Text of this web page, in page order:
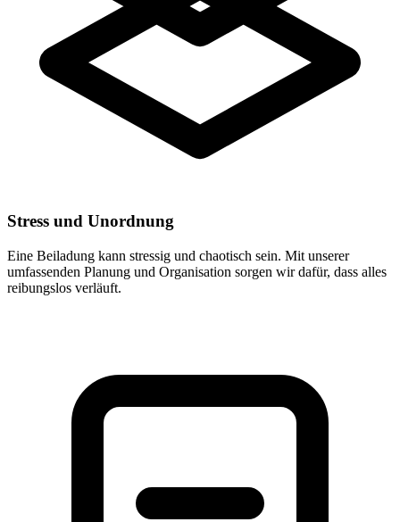
Stress und Unordnung
Eine Beiladung kann stressig und chaotisch sein. Mit unserer
umfassenden Planung und Organisation sorgen wir dafür, dass alles
reibungslos verläuft.